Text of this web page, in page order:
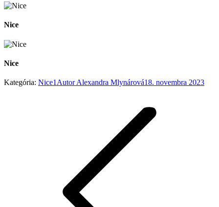
Nice
Nice
Kategória: Nice1 AutorAlexandra Mlynárová18. novembra 2023